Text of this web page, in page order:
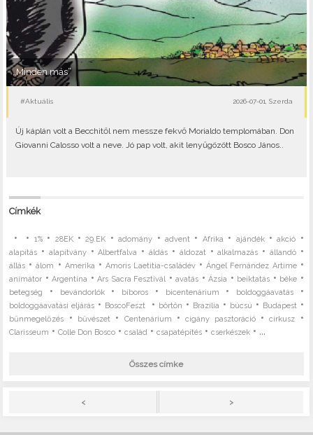
„Minden más”
#Aktuális 2026-07-01, Szerda
Új káplán volt a Becchitől nem messze fekvő Morialdo templomában. Don
Giovanni Calosso volt a neve. Jó pap volt, akit lenyűgözött Bosco János..
Címkék
• • 1%• 28EK•29.EK •adomány •advent • Afrika • ajándék•akció •
alapítás • alapítvány•Albertfalva •áldás • áldozat •alkalmazás • állandó•
állás •álom • Amerika • Amoris Laetitia-családév •Ángel Fernández Artime•
animátor •Argentína •Ars Sacra Fesztivál •avatás •Ázsia • beiktatás • béke •
betegség • bevándorlók• bíboros • bicentenárium • boldoggáavatás•
boldoggáavatási eljárás • BoscoFeszt • börtön • Brazília • búcsú • Budapest •
bűnmegelőzés • bűvészet • Centenárium •cigány pasztoráció•cirkusz •
Clarisseum •Colle Don Bosco •család •csapatépítés •cserkészek • ...
Összes címke
< >